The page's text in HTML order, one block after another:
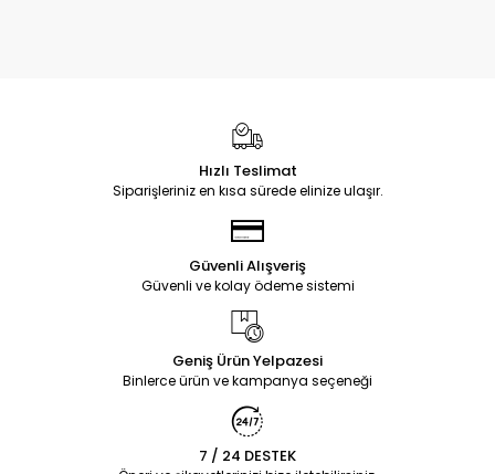
Hızlı Teslimat
Siparişleriniz en kısa sürede elinize ulaşır.
Güvenli Alışveriş
Güvenli ve kolay ödeme sistemi
Geniş Ürün Yelpazesi
Binlerce ürün ve kampanya seçeneği
7 / 24 DESTEK